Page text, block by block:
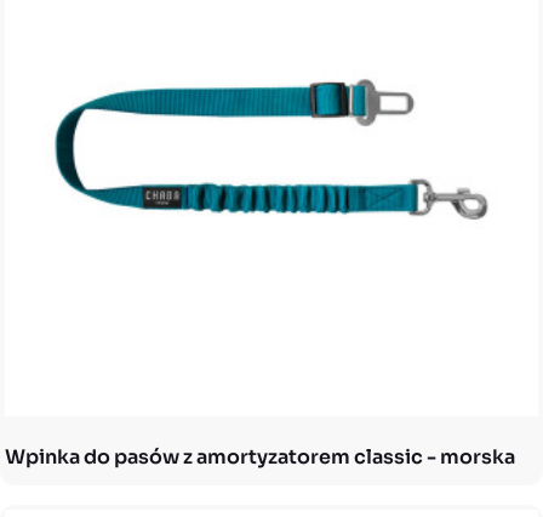
Wpinka do pasów z amortyzatorem classic - morska